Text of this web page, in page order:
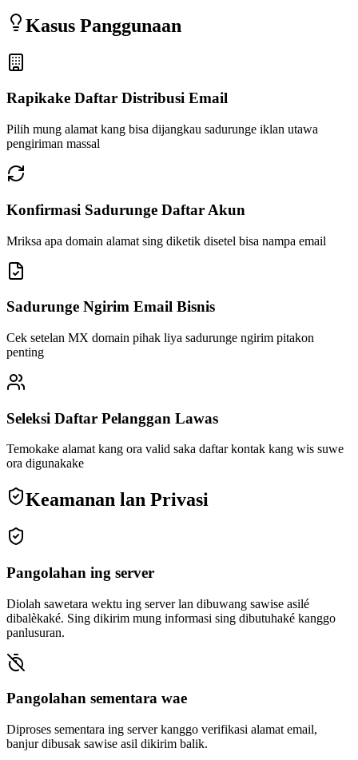
Kasus Panggunaan
Rapikake Daftar Distribusi Email
Pilih mung alamat kang bisa dijangkau sadurunge iklan utawa
pengiriman massal
Konfirmasi Sadurunge Daftar Akun
Mriksa apa domain alamat sing diketik disetel bisa nampa email
Sadurunge Ngirim Email Bisnis
Cek setelan MX domain pihak liya sadurunge ngirim pitakon
penting
Seleksi Daftar Pelanggan Lawas
Temokake alamat kang ora valid saka daftar kontak kang wis suwe
ora digunakake
Keamanan lan Privasi
Pangolahan ing server
Diolah sawetara wektu ing server lan dibuwang sawise asilé
dibalèkaké. Sing dikirim mung informasi sing dibutuhaké kanggo
panlusuran.
Pangolahan sementara wae
Diproses sementara ing server kanggo verifikasi alamat email,
banjur dibusak sawise asil dikirim balik.